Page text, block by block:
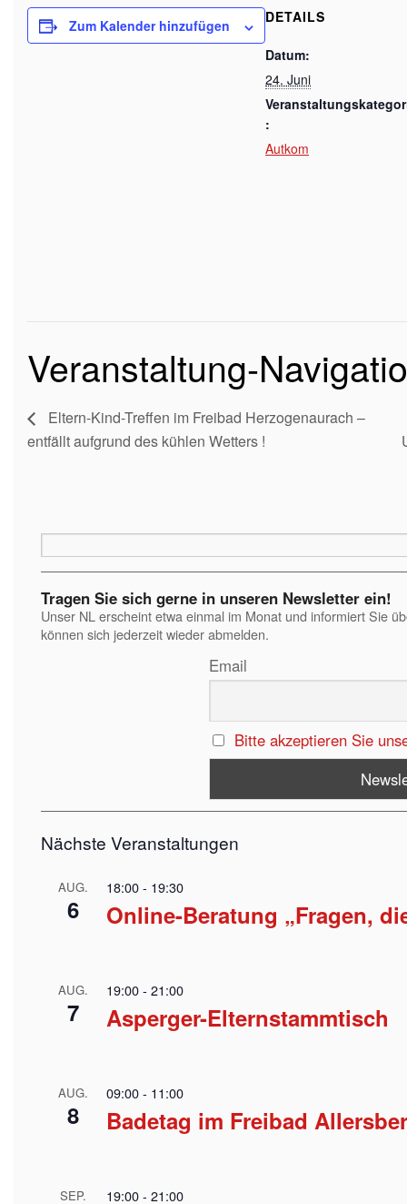
Zum Kalender hinzufügen DETAILS
Datum:
24. Juni
:
Autkom
Veranstaltung-
Eltern-Kind-Treffen im Freibad Herzogenaurach –
entfällt aufgrund des kühlen Wetters !
Tragen Sie sich gerne in unseren Newsletter ein!
Unser NL erscheint etwa einmal im Monat und informiert Sie
können sich jederzeit wieder abmelden.
Email
Bitte akzeptieren Sie
Nächste Veranstaltungen
AUG.
6
18:00- 19:30
Online-Beratung „Fragen,
AUG.
7
19:00- 21:00
Asperger-Elternstammtisch
AUG.
8
09:00- 11:00
Badetag im Freibad
SEP. 19:00- 21:00